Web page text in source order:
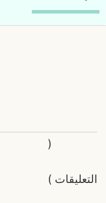
التعليقات
(
)